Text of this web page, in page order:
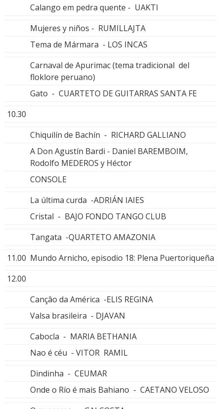
Calango em pedra quente - UAKTI
Mujeres y niños - RUMILLAJTA
Tema de Mármara - LOS INCAS
Carnaval de Apurimac (tema tradicional del
floklore peruano)
Gato - CUARTETO DE GUITARRAS SANTA FE
10.30
Chiquilín de Bachín - RICHARD GALLIANO
A Don Agustín Bardi - Daniel BAREMBOIM,
Rodolfo MEDEROS y Héctor
CONSOLE
La última curda -ADRIÁN IAIES
Cristal - BAJO FONDO TANGO CLUB
Tangata -QUARTETO AMAZONIA
11.00 Mundo Arnicho, episodio 18: Plena Puertoriqueña
12.00
Cançâo da América -ELIS REGINA
Valsa brasileira - DJAVAN
Cabocla - MARIA BETHANIA
Nao é céu - VITOR RAMIL
Dindinha - CEUMAR
Onde o Río é mais Bahiano - CAETANO VELOSO